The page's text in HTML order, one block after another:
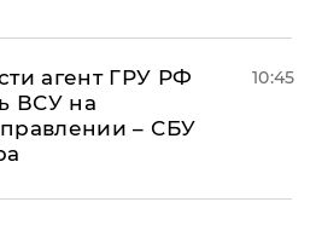
агент ГРУ РФ
ВСУ на
– СБУ
10:45